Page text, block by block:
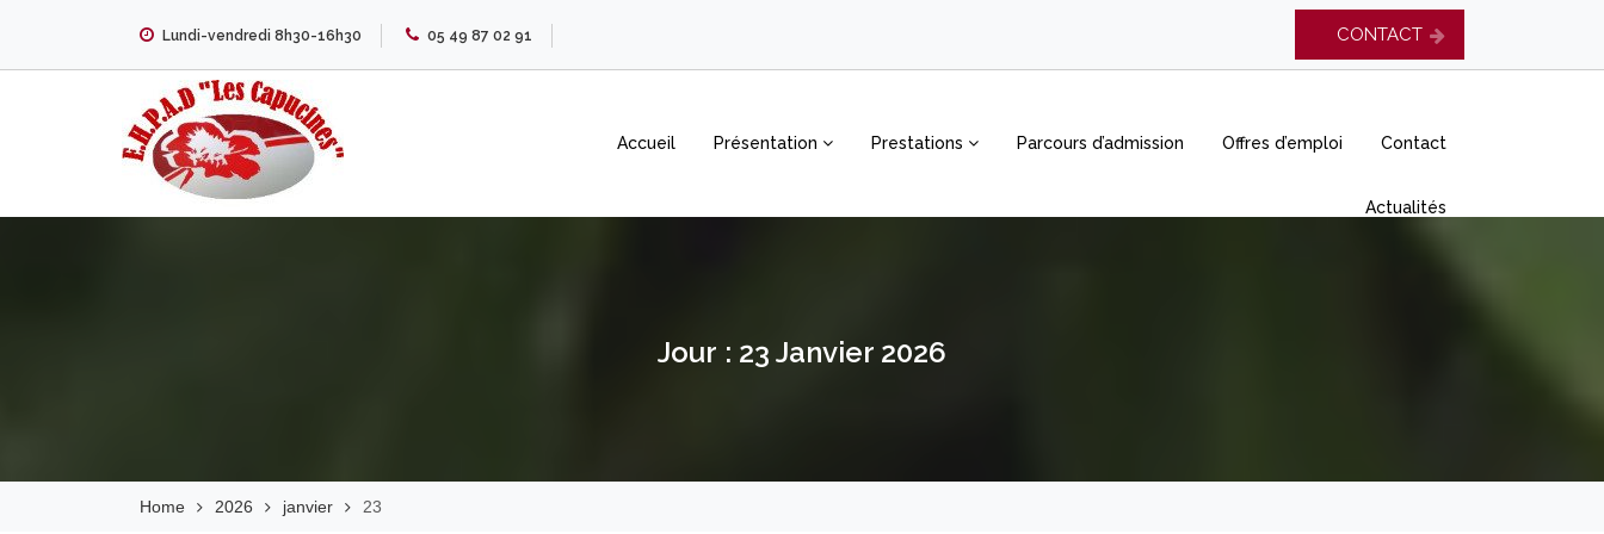
content
Lundi-vendredi 8h30-16h30 05 49 87 02 91 CONTACT
EHPAD Les
Accueil Présentation Prestations Parcours d’admission Offres d’emploi Contact
Actualités
Jour : 23 Janvier 2026
Home 2026 janvier 23